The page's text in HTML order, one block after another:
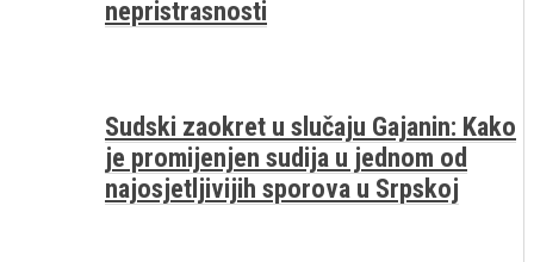
nepristrasnosti
Sudski zaokret u slučaju Gajanin: Kako
je promijenjen sudija u jednom od
najosjetljivijih sporova u Srpskoj